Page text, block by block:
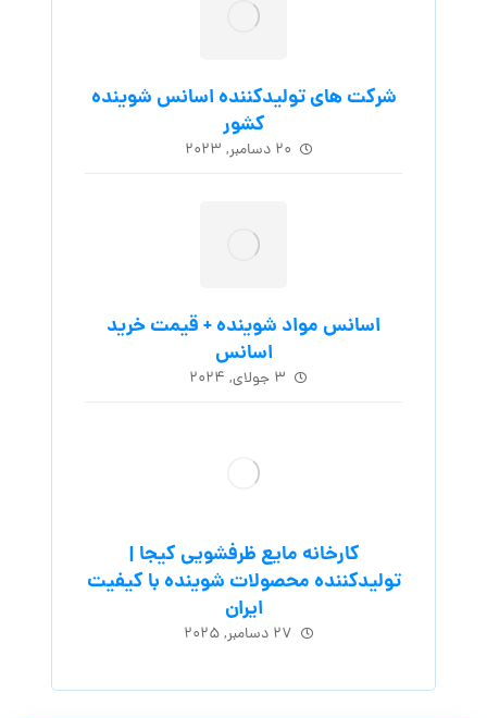
شرکت های تولیدکننده اسانس شوینده
کشور
۲۰ دسامبر, ۲۰۲۳
اسانس مواد شوینده + قیمت خرید
اسانس
۳ جولای, ۲۰۲۴
کارخانه مایع ظرفشویی کیجا |
تولیدکننده محصولات شوینده با کیفیت
ایران
۲۷ دسامبر, ۲۰۲۵